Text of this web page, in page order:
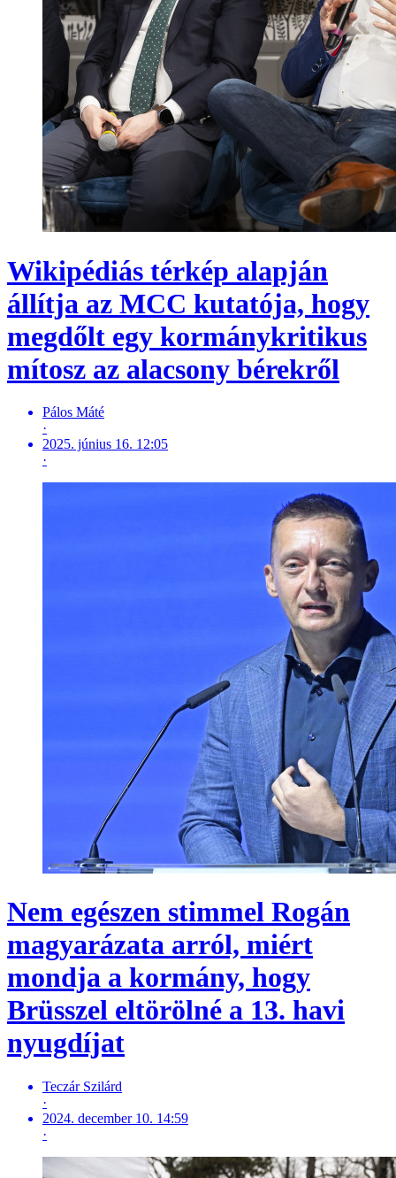
Wikipédiás térkép alapján
állítja az MCC kutatója, hogy
megdőlt egy kormánykritikus
mítosz az alacsony bérekről
Pálos Máté
·
2025. június 16. 12:05
·
Nem egészen stimmel Rogán
magyarázata arról, miért
mondja a kormány, hogy
Brüsszel eltörölné a 13. havi
nyugdíjat
Teczár Szilárd
·
2024. december 10. 14:59
·